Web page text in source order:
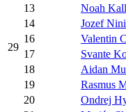
29
13
Noah
14
Jozef
16
Valentin
17
Svante
18
Aidan
19
Rasmus
20
Ondrej